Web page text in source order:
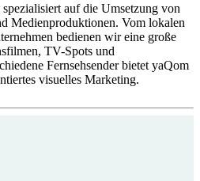
auf die Umsetzung von
Medienproduktionen. Vom lokalen
bedienen wir eine große
TV-Spots und
Fernsehsender bietet yaQom
visuelles Marketing.